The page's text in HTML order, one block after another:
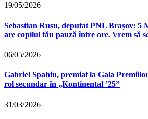
19/05/2026
Sebastian Rusu, deputat PNL Brașov:
are copilul tău pauză între ore. Vrem să
06/05/2026
Gabriel Spahiu, premiat la Gala
rol secundar în „Kontinental ’25”
31/03/2026